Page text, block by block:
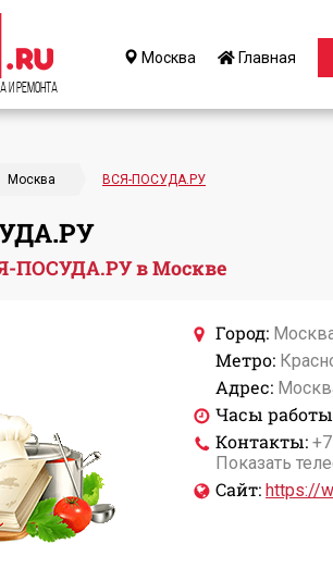
и ремонта
Москва Главная
Москва ВСЯ-ПОСУДА.РУ
ПОСУДА.РУ в Москве
Город:
Метро:
Адрес:
Часы
Контакты:
Показать
Сайт: https://